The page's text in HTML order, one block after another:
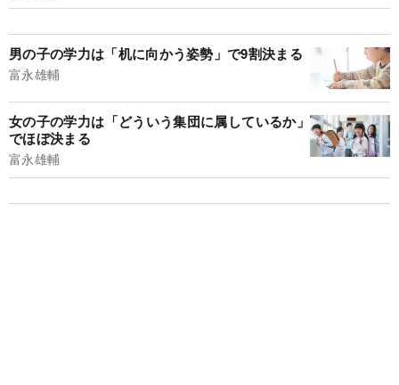
男の子の学力は「机に向かう姿勢」で9割決まる
富永雄輔
女の子の学力は「どういう集団に属しているか」
でほぼ決まる
富永雄輔